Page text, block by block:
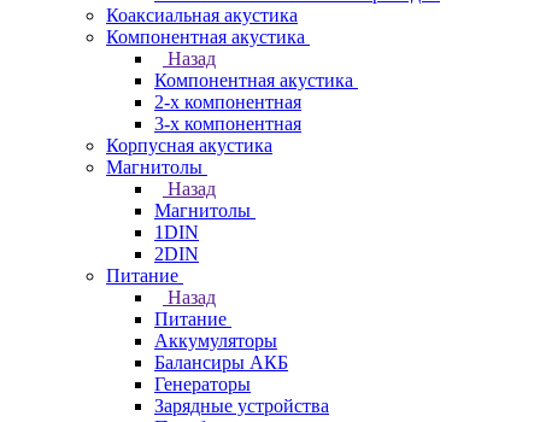
Коаксиальная акустика
Компонентная акустика
Назад
Компонентная акустика
2-х компонентная
3-х компонентная
Корпусная акустика
Магнитолы
Назад
Магнитолы
1DIN
2DIN
Питание
Назад
Питание
Аккумуляторы
Балансиры АКБ
Генераторы
Зарядные устройства